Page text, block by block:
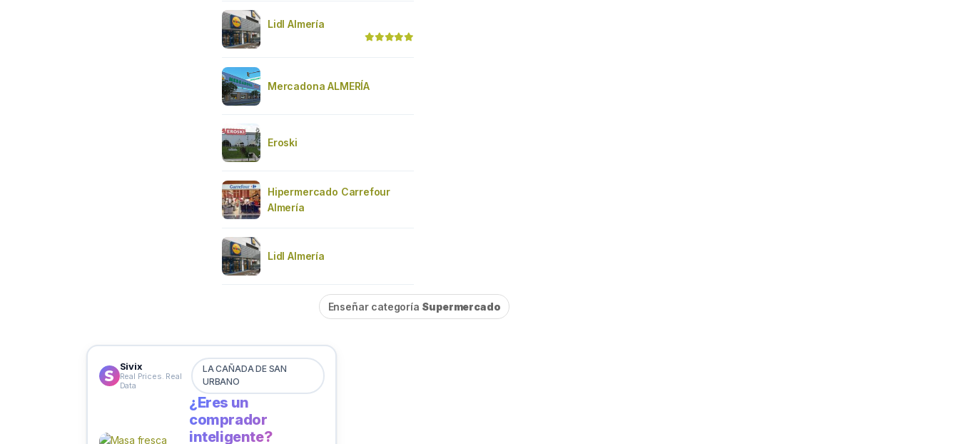
Lidl Almería
Mercadona ALMERÍA
Eroski
Hipermercado Carrefour
Almería
Lidl Almería
Enseñar categoría Supermercado
Sivix
Real Prices. Real
Data
LA CAÑADA DE SAN
URBANO
¿Eres un
comprador
inteligente?